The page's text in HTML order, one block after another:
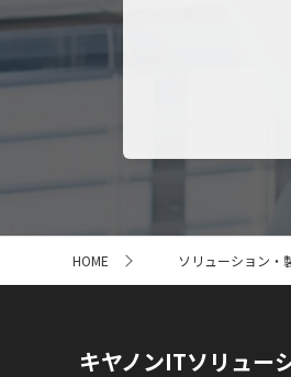
ト
HOME ソリューション・
キヤノンITソリュー